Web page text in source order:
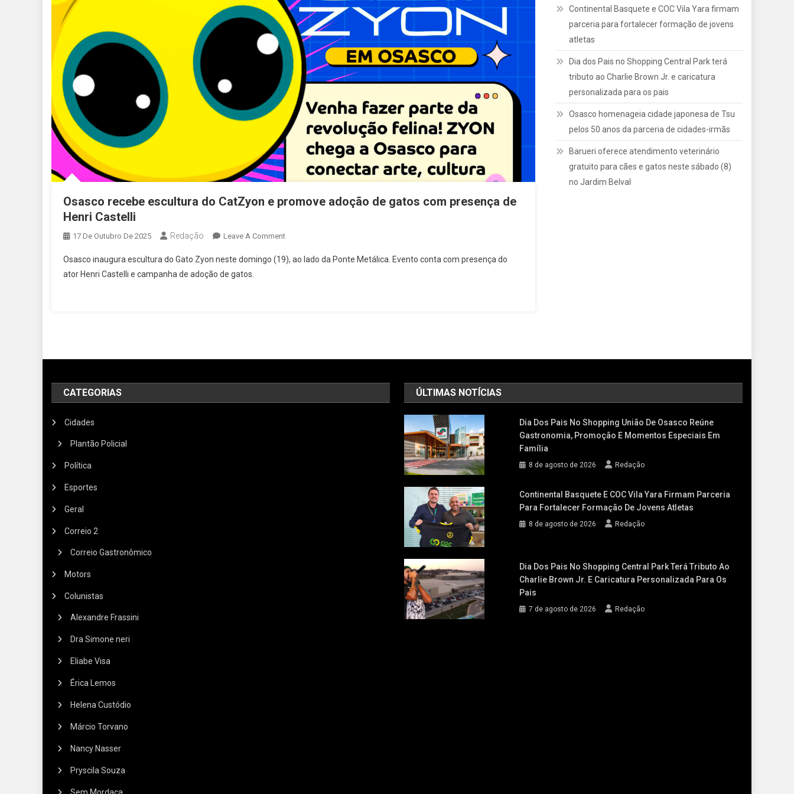
Osasco recebe escultura do CatZyon e promove adoção de gatos com presença de
Henri Castelli
17 De Outubro De 2025 Redação Leave A CommentOn
Recebe
De
Com
Osasco inaugura escultura do Gato Zyon neste domingo (19), ao lado da Ponte Metálica. Evento conta com presença do
ator Henri Castelli e campanha de adoção de gatos.
Continental Basquete e COC Vila Yara firmam
parceria para fortalecer formação de jovens
atletas
Dia dos Pais no Shopping Central Park terá
tributo ao Charlie Brown Jr. e caricatura
personalizada para os pais
Osasco homenageia cidade japonesa de Tsu
pelos 50 anos da parceria de cidades-irmãs
Barueri oferece atendimento veterinário
gratuito para cães e gatos neste sábado (8)
no Jardim Belval
CATEGORIAS
Cidades
Plantão Policial
Política
Esportes
Geral
Correio 2
Correio Gastronômico
Motors
Colunistas
Alexandre Frassini
Dra Simone neri
Eliabe Visa
Érica Lemos
Helena Custódio
Márcio Torvano
Nancy Nasser
Pryscila Souza
Sem Mordaça
ÚLTIMAS NOTÍCIAS
Dia Dos Pais No Shopping União De Osasco Reúne
Gastronomia, Promoção E Momentos Especiais Em
Família
8 de agosto de 2026 Redação
Continental Basquete E COC Vila Yara Firmam Parceria
Para Fortalecer Formação De Jovens Atletas
8 de agosto de 2026 Redação
Dia Dos Pais No Shopping Central Park Terá Tributo Ao
Charlie Brown Jr. E Caricatura Personalizada Para Os
Pais
7 de agosto de 2026 Redação